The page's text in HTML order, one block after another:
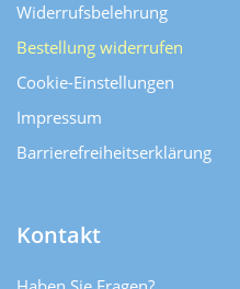
Widerrufsbelehrung
Bestellung widerrufen
Cookie-Einstellungen
Impressum
Barrierefreiheitserklärung
Kontakt